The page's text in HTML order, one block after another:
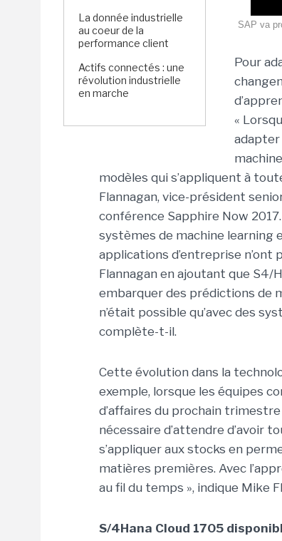
La donnée industrielle
au coeur de la
performance client
Actifs connectés : une
révolution industrielle
en marche
SAP va
Pour
«
adapter
modèles qui s’appliquent à
Flannagan, vice-président
conférence Sapphire Now
systèmes de machine learning
applications d’entreprise n’ont
Flannagan en ajoutant que
embarquer des prédictions de
n’était possible qu’avec des
complète-t-il.
Cette évolution dans la
exemple, lorsque les équipes
d’affaires du prochain
nécessaire d’attendre d’avoir
s’appliquer aux stocks en
matières premières. Avec
au fil du temps », indique Mike
S/4Hana Cloud 1705